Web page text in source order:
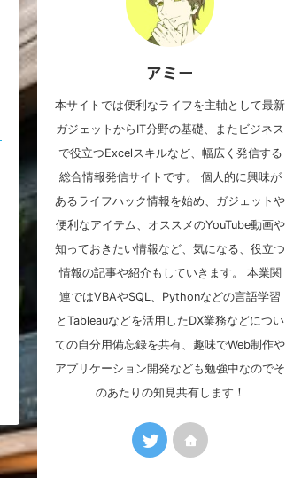
アミー
本サイトでは便利なライフを主軸として最新
ガジェットからIT分野の基礎、またビジネス
で役立つExcelスキルなど、幅広く発信する
総合情報発信サイトです。 個人的に興味が
あるライフハック情報を始め、ガジェットや
便利なアイテム、オススメのYouTube動画や
知っておきたい情報など、気になる、役立つ
情報の記事や紹介もしていきます。 本業関
連ではVBAやSQL、Pythonなどの言語学習
とTableauなどを活用したDX業務などについ
ての自分用備忘録を共有、趣味でWeb制作や
アプリケーション開発なども勉強中なのでそ
のあたりの知見共有します！